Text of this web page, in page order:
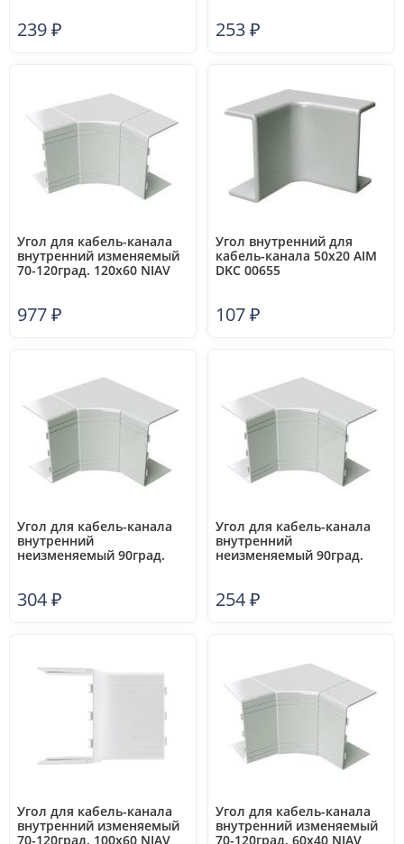
239₽ 253₽
Угол для кабель-канала
внутренний изменяемый
70-120град. 120х60 NIAV
977₽
Угол внутренний для
кабель-канала 50х20 AIM
DKC 00655
107₽
Угол для кабель-канала
внутренний
неизменяемый 90град.
304₽
Угол для кабель-канала
внутренний
неизменяемый 90град.
254₽
Угол для кабель-канала
внутренний изменяемый
70-120град. 100х60 NIAV
Угол для кабель-канала
внутренний изменяемый
70-120град. 60х40 NIAV